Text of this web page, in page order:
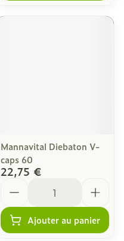
Mannavital Diebaton V-
caps 60
22,75 €
Ajouter au panier